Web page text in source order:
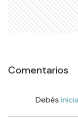
Comentarios
Debés